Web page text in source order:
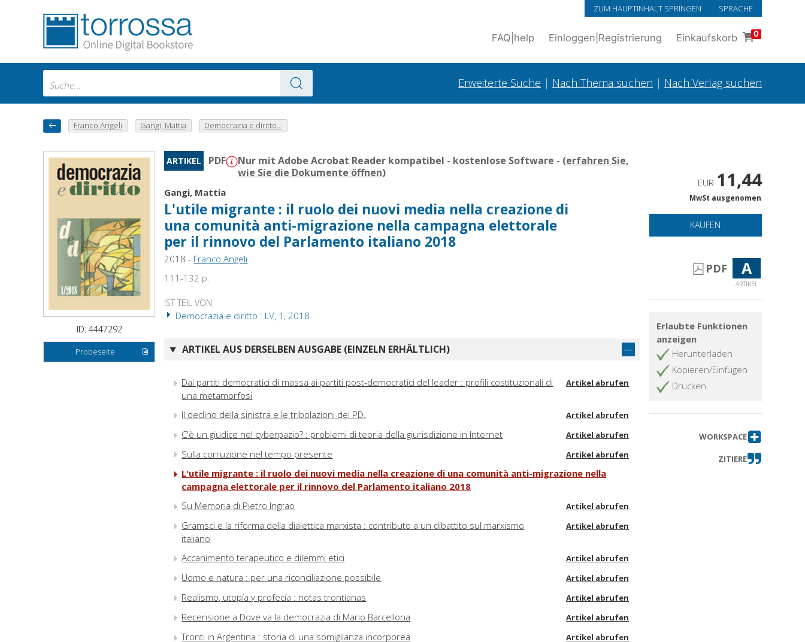
ZUM HAUPTINHALT SPRINGEN SPRACHE
FAQ help Einloggen Registrierung Einkaufskorb 0
Erweiterte Suche | Nach Thema suchen | Nach Verlag suchen
Franco Angeli Gangi, Mattia Democrazia e diritto...
ID: 4447292
Probeseite
ARTIKEL PDF Nur mit Adobe Acrobat Reader kompatibel - kostenlose Software - (erfahren Sie,
wie Sie die Dokumente öffnen)
Gangi, Mattia
L'utile migrante : il ruolo dei nuovi media nella creazione di
una comunità anti-migrazione nella campagna elettorale
per il rinnovo del Parlamento italiano 2018
2018 - Franco Angeli
111-132 p.
IST TEIL VON
Democrazia e diritto : LV, 1, 2018
ARTIKEL AUS DERSELBEN AUSGABE (EINZELN ERHÄLTLICH)
Dai partiti democratici di massa ai partiti post-democratici del leader : profili costituzionali di
una metamorfosi
Artikel abrufen
Il declino della sinistra e le tribolazioni del PD. Artikel abrufen
C'è un giudice nel cyberpazio? : problemi di teoria della giurisdizione in Internet Artikel abrufen
Sulla corruzione nel tempo presente Artikel abrufen
L'utile migrante : il ruolo dei nuovi media nella creazione di una comunità anti-migrazione nella
campagna elettorale per il rinnovo del Parlamento italiano 2018
Su Memoria di Pietro Ingrao
Artikel abrufen
Gramsci e la riforma della dialettica marxista : contributo a un dibattito sul marxismo
italiano
Artikel abrufen
Accanimento terapeutico e dilemmi etici Artikel abrufen
Uomo e natura : per una riconciliazione possibile Artikel abrufen
Realismo, utopía y profecía : notas trontianas Artikel abrufen
Recensione a Dove va la democrazia di Mario Barcellona Artikel abrufen
Tronti in Argentina : storia di una somiglianza incorporea Artikel abrufen
EUR 11,44
MwSt ausgenomen
KAUFEN
PDF A
ARTIKEL
Erlaubte Funktionen
anzeigen
Herunterladen
Kopieren/Einfügen
Drucken
WORKSPACE
ZITIERE